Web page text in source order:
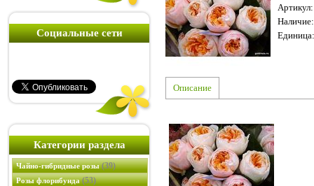
Социальные сети
Категории раздела
Чайно-гибридные розы(39)
Розы флорибунда(53)
Артикул:
Наличие:
Единица:
Описание